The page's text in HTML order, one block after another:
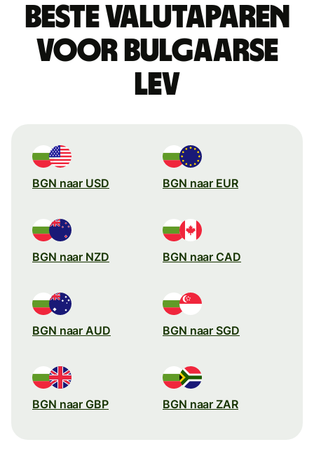
Beste valutaparen
voor Bulgaarse
lev
BGN naar USD BGN naar EUR
BGN naar NZD BGN naar CAD
BGN naar AUD BGN naar SGD
BGN naar GBP BGN naar ZAR